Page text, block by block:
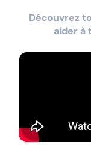
Découvrez
aider à